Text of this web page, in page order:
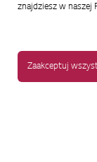
znajdziesz w naszej
Zaakceptuj